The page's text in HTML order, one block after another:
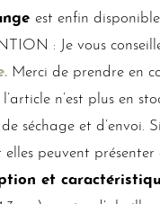
est enfin
: Je vous
Merci de prendre en
l’article n’est plus en
séchage et
peuvent
et